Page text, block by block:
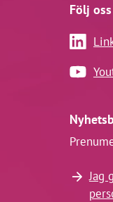
Följ oss
Jag